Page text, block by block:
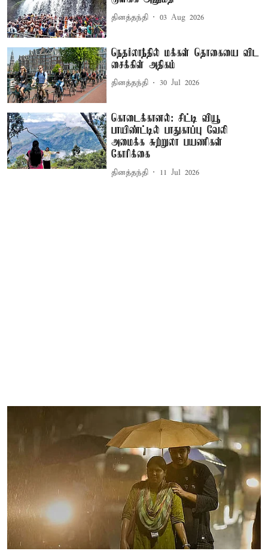
தினத்தந்தி 03 Aug 2026
நெதர்லாந்தில் மக்கள் தொகையை விட
சைக்கிள் அதிகம்
தினத்தந்தி 30 Jul 2026
கொடைக்கானல்: சிட்டி வியூ
பாயிண்ட்டில் பாதுகாப்பு வேலி
அமைக்க சுற்றுலா பயணிகள்
கோரிக்கை
தினத்தந்தி 11 Jul 2026